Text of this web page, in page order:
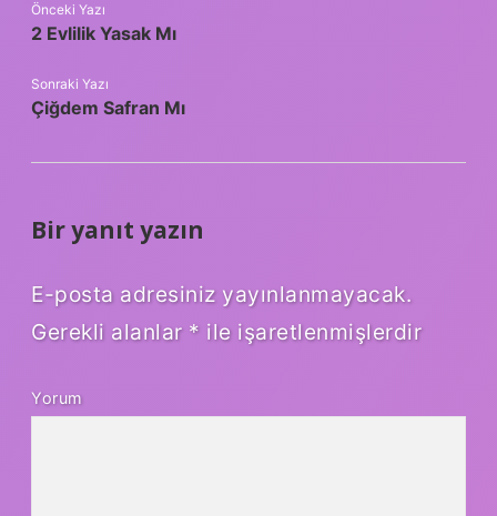
Önceki Yazı
2 Evlilik Yasak Mı
Sonraki Yazı
Çiğdem Safran Mı
Bir yanıt yazın
E-posta adresiniz yayınlanmayacak.
Gerekli alanlar * ile işaretlenmişlerdir
Yorum